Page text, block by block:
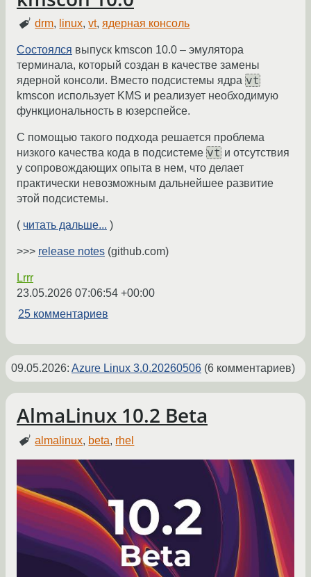
drm, linux,vt, ядерная консоль
Состоялся выпуск kmscon 10.0 – эмулятора
терминала, который создан в качестве замены
ядерной консоли. Вместо подсистемы ядра vt
kmscon использует KMS и реализует необходимую
функциональность в юзерспейсе.
С помощью такого подхода решается проблема
низкого качества кода в подсистеме vt и отсутствия
у сопровождающих опыта в нем, что делает
практически невозможным дальнейшее развитие
этой подсистемы.
( читать дальше... )
>>> release notes (github.com)
Lrrr
23.05.2026 07:06:54 +00:00
25 комментариев
09.05.2026: Azure Linux 3.0.20260506 (6 комментариев)
AlmaLinux 10.2 Beta
almalinux, beta, rhel